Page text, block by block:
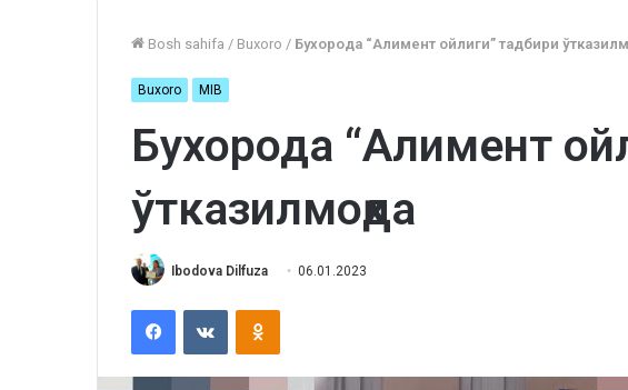
Bosh sahifa / Buxoro / Бухорода “Алимент ойлиги” тадбири
Buxoro MIB
Бухорода “Алимент
ўтказилмоқда
Ibodova Dilfuza 06.01.2023
FacebookVKontakteOdnoklassniki